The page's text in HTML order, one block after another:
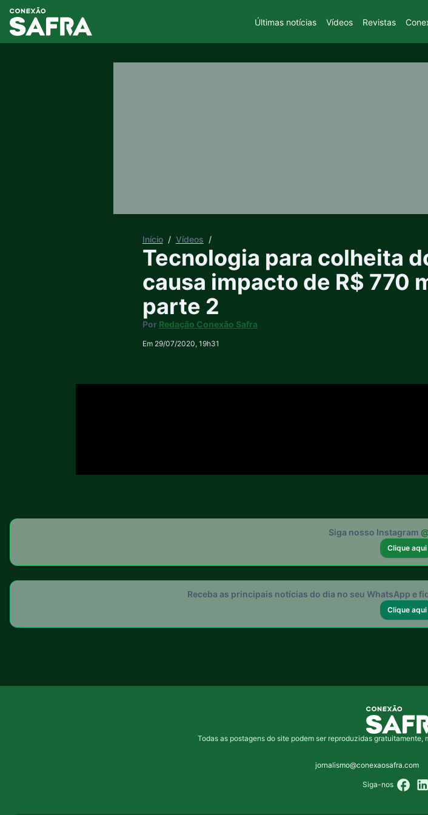
Últimas notícias Vídeos Revistas
Início/ Vídeos /
Tecnologia para colheita
causa impacto de R$ 770
parte 2
Por Redação Conexão Safra
Em 29/07/2020, 19h31
Siga nosso Instagram
Clique aqui
Receba as principais notícias do dia no seu WhatsApp e
Clique aqui
Todas as postagens do site podem ser reproduzidas gratuitamente,
jornalismo@conexaosafra.com
Siga-nos